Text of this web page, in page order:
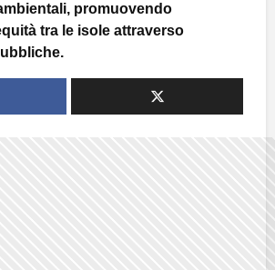
promuovendo
tra le isole attraverso